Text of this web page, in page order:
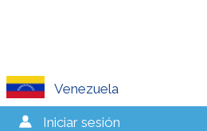
Venezuela
Iniciar sesión